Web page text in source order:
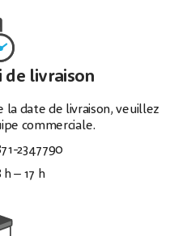
de livraison
la date de livraison, veuillez
commerciale.
2347790
h – 17 h